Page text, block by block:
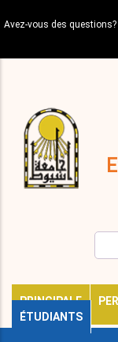
au
principal
Avez-vous des questions?
PRINCIPALE
ÉTUDIANTS
décisions
Expatriés
Journal